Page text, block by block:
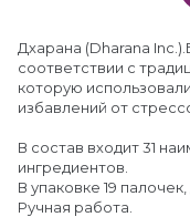
Дхарана (Dharana
соответствии с
которую
избавлений от
В состав входит 31
ингредиентов.
В упаковке 19 палочек,
Ручная работа.